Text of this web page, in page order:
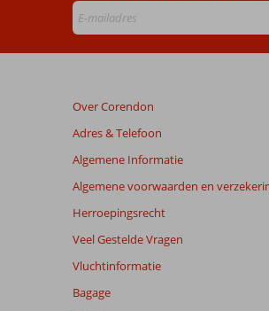
Beoordelingen
die
dan
maanden
worden
meer
weergegeven
de
relevantie
Over Corendon
Adres & Telefoon
Algemene Informatie
Algemene voorwaarden en
Herroepingsrecht
Veel Gestelde Vragen
Vluchtinformatie
Bagage